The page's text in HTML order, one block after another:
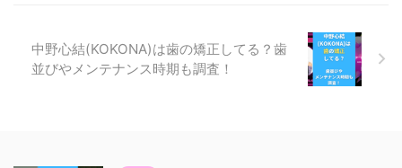
中野心結(KOKONA)は歯の矯正してる？歯
並びやメンテナンス時期も調査！